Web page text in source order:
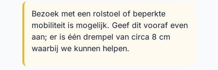
Bezoek met een rolstoel of beperkte
mobiliteit is mogelijk. Geef dit vooraf even
aan; er is één drempel van circa 8 cm
waarbij we kunnen helpen.